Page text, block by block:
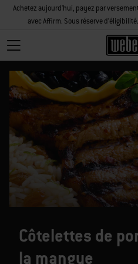
Achetez aujourd'hui, payez par
avec Affirm. Sous réserve
Côtelettes de
la mangue